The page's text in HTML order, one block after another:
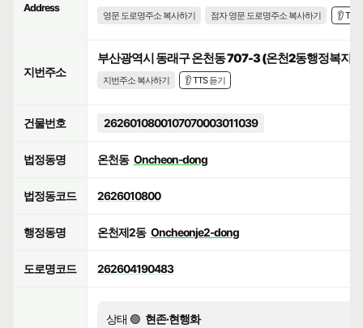
Address
영문 도로명주소 복사하기 점자 영문 도로명주소 복사하기 👂 TTS
지번주소
부산광역시 동래구 온천동 707-3 (온천2동행정복지
지번주소 복사하기 👂 TTS 듣기
건물번호 2626010800107070003011039
법정동명 온천동 Oncheon-dong
법정동코드 2626010800
행정동명 온천제2동 Oncheonje2-dong
도로명코드 262604190483
상태 🟢 현존·현행화